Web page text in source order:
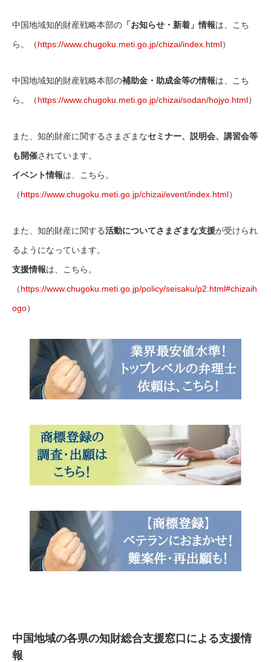
中国地域知的財産戦略本部の 「お知らせ・新着」情報は、こち
ら。（https://www.chugoku.meti.go.jp/chizai/index.html）
中国地域知的財産戦略本部の補助金・助成金等の情報は、こち
ら。（https://www.chugoku.meti.go.jp/chizai/sodan/hojyo.html）
また、知的財産に関するさまざまなセミナー、説明会、講習会等
も開催されています。
イベント情報は、こちら。
（https://www.chugoku.meti.go.jp/chizai/event/index.html）
また、知的財産に関する活動についてさまざまな支援が受けられ
るようになっています。
支援情報は、こちら。
（https://www.chugoku.meti.go.jp/policy/seisaku/p2.html#chizaih
ogo）
中国地域の各県の知財総合支援窓口による支援情
報